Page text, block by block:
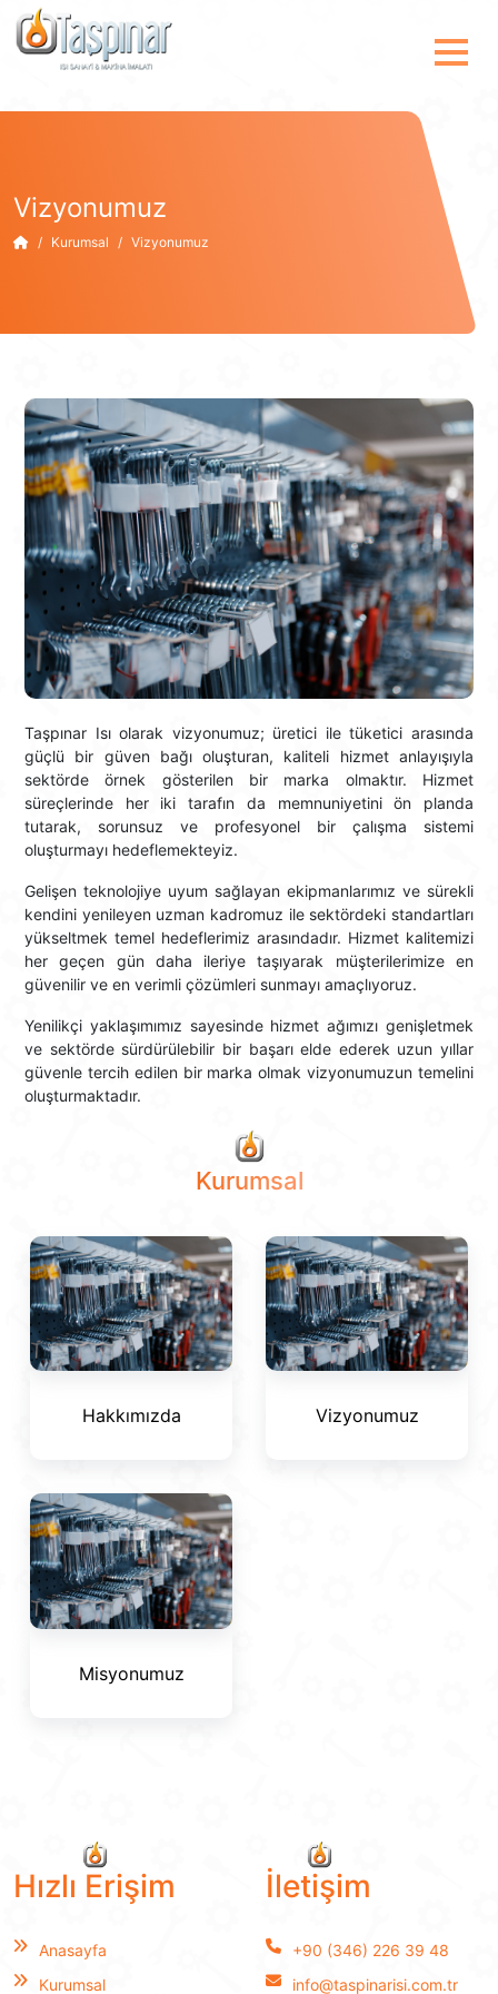
Vizyonumuz
Kurumsal Vizyonumuz
Taşpınar Isı olarak vizyonumuz; üretici ile tüketici arasında
güçlü bir güven bağı oluşturan, kaliteli hizmet anlayışıyla
sektörde örnek gösterilen bir marka olmaktır. Hizmet
süreçlerinde her iki tarafın da memnuniyetini ön planda
tutarak, sorunsuz ve profesyonel bir çalışma sistemi
oluşturmayı hedeflemekteyiz.
Gelişen teknolojiye uyum sağlayan ekipmanlarımız ve sürekli
kendini yenileyen uzman kadromuz ile sektördeki standartları
yükseltmek temel hedeflerimiz arasındadır. Hizmet kalitemizi
her geçen gün daha ileriye taşıyarak müşterilerimize en
güvenilir ve en verimli çözümleri sunmayı amaçlıyoruz.
Yenilikçi yaklaşımımız sayesinde hizmet ağımızı genişletmek
ve sektörde sürdürülebilir bir başarı elde ederek uzun yıllar
güvenle tercih edilen bir marka olmak vizyonumuzun temelini
oluşturmaktadır.
Kurumsal
Hakkımızda Vizyonumuz
Misyonumuz
Hızlı Erişim
Anasayfa
Kurumsal
İletişim
+90 (346) 226 39 48
info@taspinarisi.com.tr